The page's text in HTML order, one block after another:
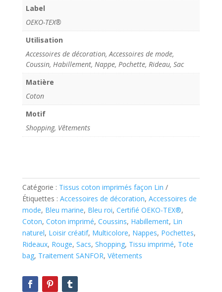
Label
OEKO-TEX®
Utilisation
Accessoires de décoration, Accessoires de mode,
Coussin, Habillement, Nappe, Pochette, Rideau, Sac
Matière
Coton
Motif
Shopping, Vêtements
Catégorie : Tissus coton imprimés façon Lin
Étiquettes : Accessoires de décoration, Accessoires de
mode, Bleu marine, Bleu roi, Certifié OEKO-TEX®,
Coton, Coton imprimé, Coussins, Habillement, Lin
naturel, Loisir créatif, Multicolore, Nappes, Pochettes,
Rideaux, Rouge, Sacs, Shopping, Tissu imprimé, Tote
bag, Traitement SANFOR, Vêtements